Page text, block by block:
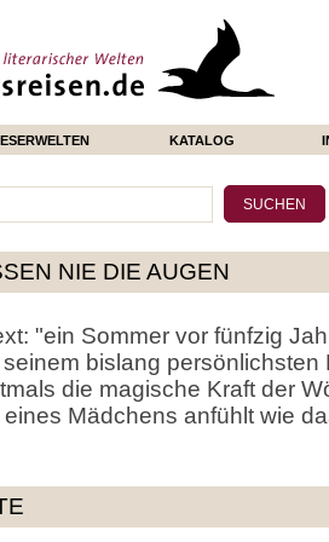
KATALOG
NIE DIE AUGEN
"ein Sommer vor fünfzig
bislang persönlichsten
die magische Kraft der
Mädchens anfühlt wie